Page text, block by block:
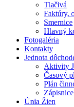
Tlačivá
Faktúry,
Smernice
Hlavný
Fotogaléria
Kontakty
Jednota
Aktivity
Časový
Plán
Únia Žien